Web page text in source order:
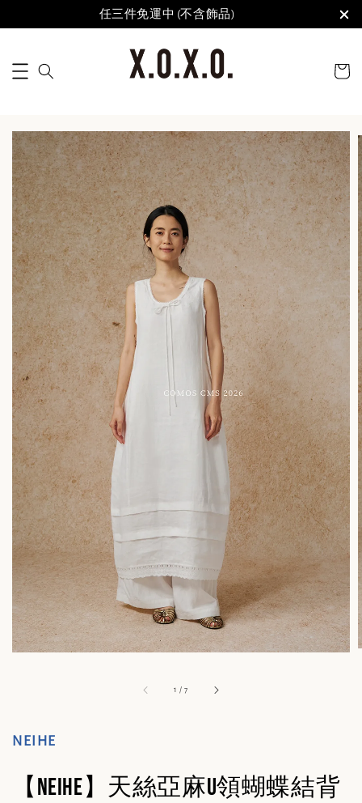
任三件免運中 (不含飾品)
1 /7
NEIHE
【NEIHE】天絲亞麻U領蝴蝶結背